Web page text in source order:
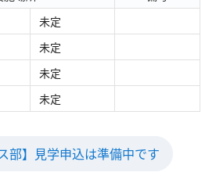
未定
未定
未定
未定
部】見学申込は準備中です